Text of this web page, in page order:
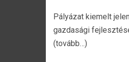
Pályázat kiemelt
gazdasági
(tovább…)